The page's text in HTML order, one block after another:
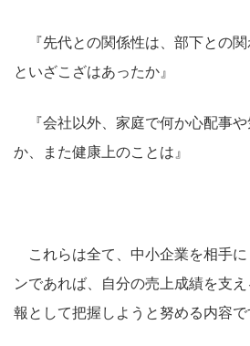
『先代との関係性は、部下との
といざこざはあったか』
『会社以外、家庭で何か心配事や
か、また健康上のことは』
これらは全て、中小企業を相手に
ンであれば、自分の売上成績を支
報として把握しようと努める内容で